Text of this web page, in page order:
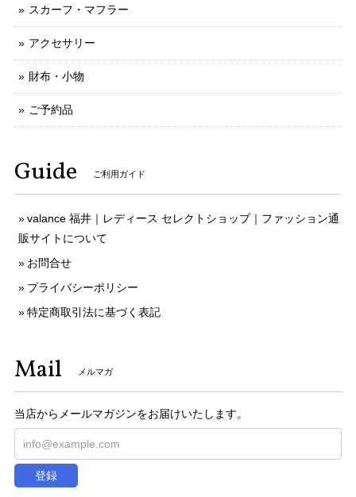
スカーフ・マフラー
アクセサリー
財布・小物
ご予約品
Guide ご利用ガイド
valance 福井｜レディース セレクトショップ｜ファッション通
販サイトについて
お問合せ
プライバシーポリシー
特定商取引法に基づく表記
Mail メルマガ
当店からメールマガジンをお届けいたします。
登録